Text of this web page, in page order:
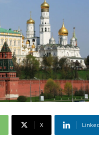
X